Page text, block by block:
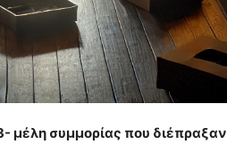
μέλη συμμορίας που διέπραξαν